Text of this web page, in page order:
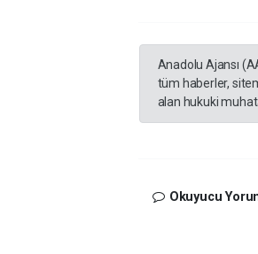
Anadolu Ajansı
tüm haberler,
alan hukuki
Okuyucu